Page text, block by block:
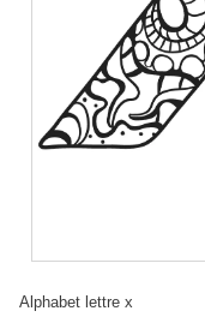
Alphabet lettre x